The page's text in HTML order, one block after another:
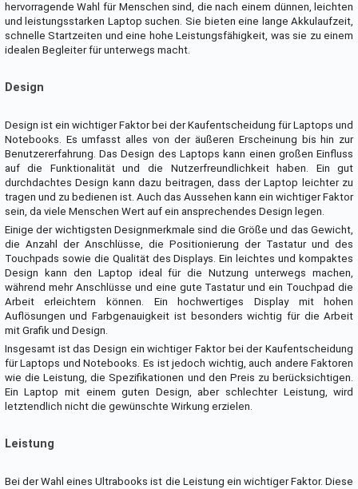
hervorragende Wahl für Menschen sind, die nach einem dünnen, leichten
und leistungsstarken Laptop suchen. Sie bieten eine lange Akkulaufzeit,
schnelle Startzeiten und eine hohe Leistungsfähigkeit, was sie zu einem
idealen Begleiter für unterwegs macht.
Design
Design ist ein wichtiger Faktor bei der Kaufentscheidung für Laptops und
Notebooks. Es umfasst alles von der äußeren Erscheinung bis hin zur
Benutzererfahrung. Das Design des Laptops kann einen großen Einfluss
auf die Funktionalität und die Nutzerfreundlichkeit haben. Ein gut
durchdachtes Design kann dazu beitragen, dass der Laptop leichter zu
tragen und zu bedienen ist. Auch das Aussehen kann ein wichtiger Faktor
sein, da viele Menschen Wert auf ein ansprechendes Design legen.
Einige der wichtigsten Designmerkmale sind die Größe und das Gewicht,
die Anzahl der Anschlüsse, die Positionierung der Tastatur und des
Touchpads sowie die Qualität des Displays. Ein leichtes und kompaktes
Design kann den Laptop ideal für die Nutzung unterwegs machen,
während mehr Anschlüsse und eine gute Tastatur und ein Touchpad die
Arbeit erleichtern können. Ein hochwertiges Display mit hohen
Auflösungen und Farbgenauigkeit ist besonders wichtig für die Arbeit
mit Grafik und Design.
Insgesamt ist das Design ein wichtiger Faktor bei der Kaufentscheidung
für Laptops und Notebooks. Es ist jedoch wichtig, auch andere Faktoren
wie die Leistung, die Spezifikationen und den Preis zu berücksichtigen.
Ein Laptop mit einem guten Design, aber schlechter Leistung, wird
letztendlich nicht die gewünschte Wirkung erzielen.
Leistung
Bei der Wahl eines Ultrabooks ist die Leistung ein wichtiger Faktor. Diese